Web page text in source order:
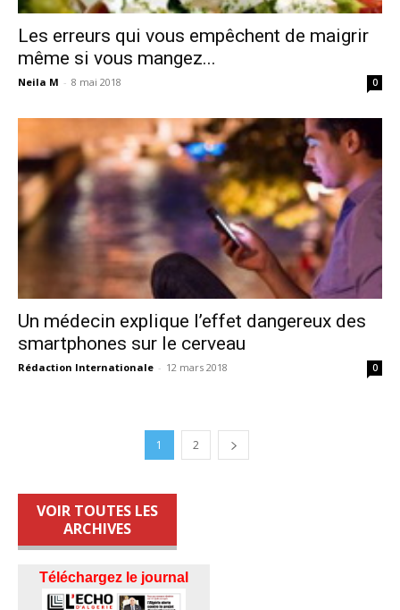
Les erreurs qui vous empêchent de maigrir
même si vous mangez...
Neila M - 8 mai 2018 0
Un médecin explique l’effet dangereux des
smartphones sur le cerveau
Rédaction Internationale - 12 mars 2018 0
1 2
VOIR TOUTES LES
ARCHIVES